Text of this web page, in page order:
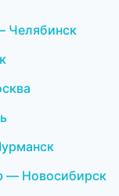
Челябинск
— Новосибирск